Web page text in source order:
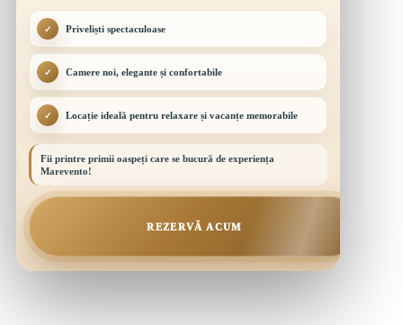
✓ Priveliști spectaculoase
✓ Camere noi, elegante și confortabile
✓ Locație ideală pentru relaxare și vacanțe memorabile
Fii printre primii oaspeți care se bucură de experiența
Marevento!
REZERVĂ ACUM